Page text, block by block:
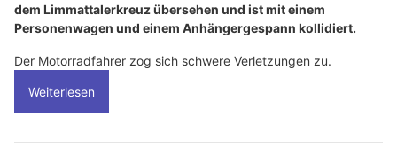
dem Limmattalerkreuz übersehen und ist mit einem
Personenwagen und einem Anhängergespann kollidiert.
Der Motorradfahrer zog sich schwere Verletzungen zu.
Weiterlesen